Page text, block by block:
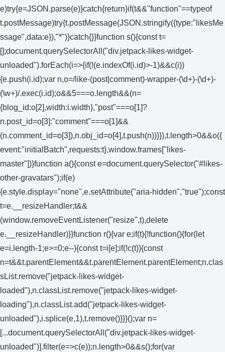
e)try{e=JSON.parse(e)}catch{return}if(t&&"function"==typeof
t.postMessage)try{t.postMessage(JSON.stringify({type:"likesMe
ssage",data:e}),"*")}catch{}}function s(){const t=
[];document.querySelectorAll("div.jetpack-likes-widget-
unloaded").forEach(i=>{if(!(e.indexOf(i.id)>-1)&&c(i))
{e.push(i.id);var n,o=/like-(post|comment)-wrapper-(\d+)-(\d+)-
(\w+)/.exec(i.id);o&&5===o.length&&(n=
{blog_id:o[2],width:i.width},"post"===o[1]?
n.post_id=o[3]:"comment"===o[1]&&
(n.comment_id=o[3]),n.obj_id=o[4],t.push(n))}}),t.length>0&&o({
event:"initialBatch",requests:t},window.frames["likes-
master"])}function a(){const e=document.querySelector("#likes-
other-gravatars");if(e)
{e.style.display="none",e.setAttribute("aria-hidden","true");const
t=e.__resizeHandler;t&&
(window.removeEventListener("resize",t),delete
e.__resizeHandler)}}function r(){var e;if(t){!function(){for(let
e=i.length-1;e>=0;e--){const t=i[e];if(!c(t)){const
n=t&&t.parentElement&&t.parentElement.parentElement;n.clas
sList.remove("jetpack-likes-widget-
loaded"),n.classList.remove("jetpack-likes-widget-
loading"),n.classList.add("jetpack-likes-widget-
unloaded"),i.splice(e,1),t.remove()}}}();var n=
[...document.querySelectorAll("div.jetpack-likes-widget-
unloaded")].filter(e=>c(e));n.length>0&&s();for(var